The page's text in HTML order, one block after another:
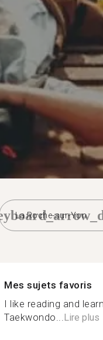
La Roche-sur-Yon
Mes sujets favoris
I like reading and
Taekwondo...Lire plus